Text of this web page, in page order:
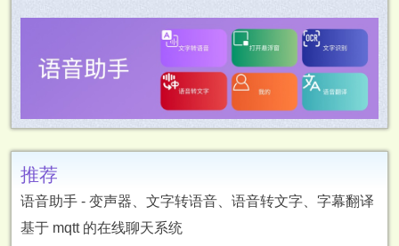
推荐
语音助手 - 变声器、文字转语音、语音转文字、字幕翻译
基于 mqtt 的在线聊天系统